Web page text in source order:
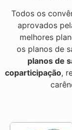
Todos os
aprovados
melhores
os planos de
planos de
coparticipação,